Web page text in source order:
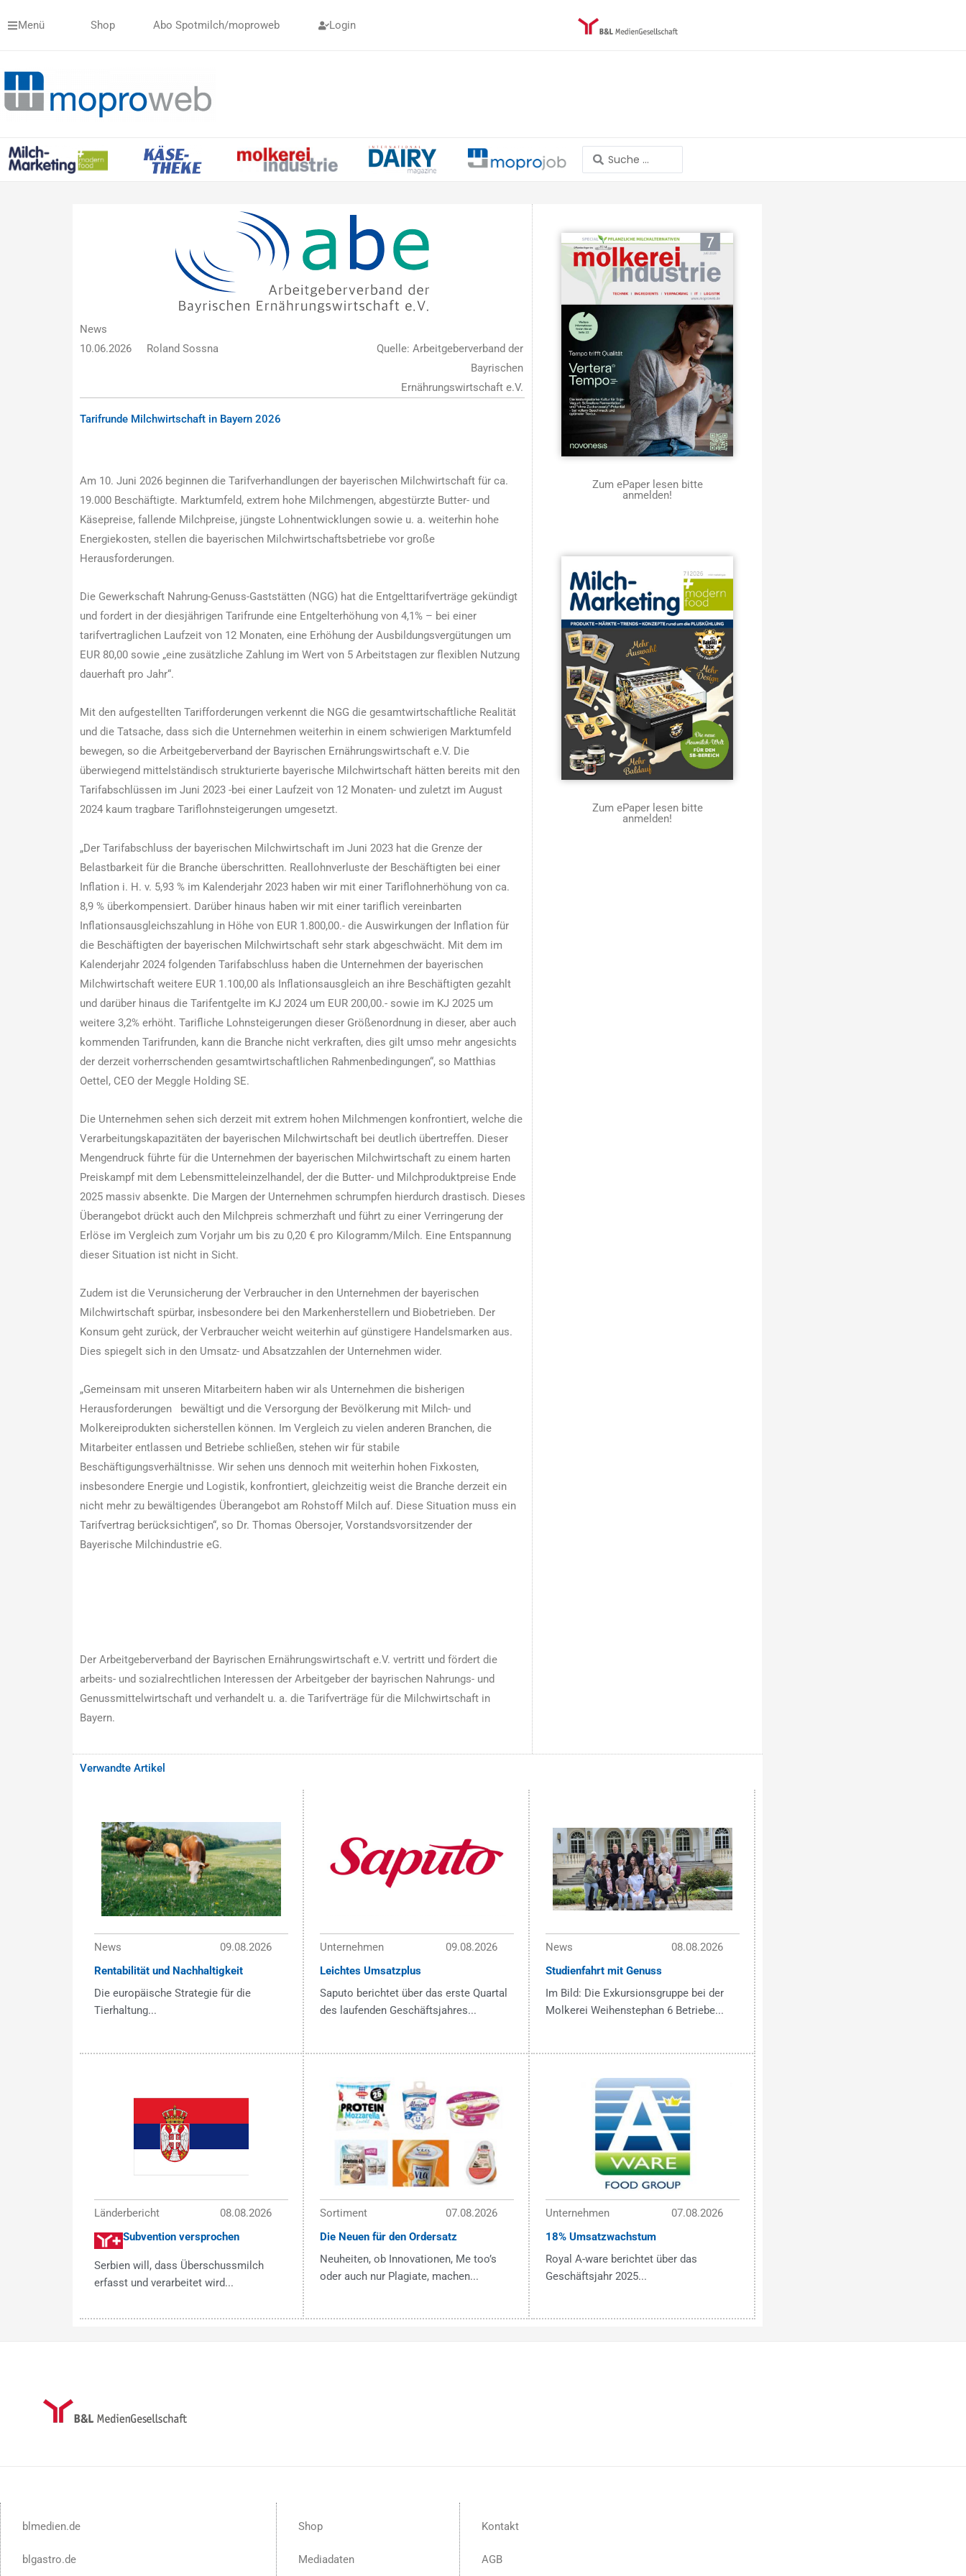
InhaltMenü Shop Abo Spotmilch/moproweb Login
Search
...
News
10.06.2026
Roland Sossna
Quelle: Arbeitgeberverband der
Bayrischen
Ernährungswirtschaft e.V.
Tarifrunde Milchwirtschaft in Bayern 2026
Am 10. Juni 2026 beginnen die Tarifverhandlungen der bayerischen Milchwirtschaft für ca.
19.000 Beschäftigte. Marktumfeld, extrem hohe Milchmengen, abgestürzte Butter- und
Käsepreise, fallende Milchpreise, jüngste Lohnentwicklungen sowie u. a. weiterhin hohe
Energiekosten, stellen die bayerischen Milchwirtschaftsbetriebe vor große
Herausforderungen.
Die Gewerkschaft Nahrung-Genuss-Gaststätten (NGG) hat die Entgelttarifverträge gekündigt
und fordert in der diesjährigen Tarifrunde eine Entgelterhöhung von 4,1% – bei einer
tarifvertraglichen Laufzeit von 12 Monaten, eine Erhöhung der Ausbildungsvergütungen um
EUR 80,00 sowie „eine zusätzliche Zahlung im Wert von 5 Arbeitstagen zur flexiblen Nutzung
dauerhaft pro Jahr“.
Mit den aufgestellten Tarifforderungen verkennt die NGG die gesamtwirtschaftliche Realität
und die Tatsache, dass sich die Unternehmen weiterhin in einem schwierigen Marktumfeld
bewegen, so die Arbeitgeberverband der Bayrischen Ernährungswirtschaft e.V. Die
überwiegend mittelständisch strukturierte bayerische Milchwirtschaft hätten bereits mit den
Tarifabschlüssen im Juni 2023 -bei einer Laufzeit von 12 Monaten- und zuletzt im August
2024 kaum tragbare Tariflohnsteigerungen umgesetzt.
„Der Tarifabschluss der bayerischen Milchwirtschaft im Juni 2023 hat die Grenze der
Belastbarkeit für die Branche überschritten. Reallohnverluste der Beschäftigten bei einer
Inflation i. H. v. 5,93 % im Kalenderjahr 2023 haben wir mit einer Tariflohnerhöhung von ca.
8,9 % überkompensiert. Darüber hinaus haben wir mit einer tariflich vereinbarten
Inflationsausgleichszahlung in Höhe von EUR 1.800,00.- die Auswirkungen der Inflation für
die Beschäftigten der bayerischen Milchwirtschaft sehr stark abgeschwächt. Mit dem im
Kalenderjahr 2024 folgenden Tarifabschluss haben die Unternehmen der bayerischen
Milchwirtschaft weitere EUR 1.100,00 als Inflationsausgleich an ihre Beschäftigten gezahlt
und darüber hinaus die Tarifentgelte im KJ 2024 um EUR 200,00.- sowie im KJ 2025 um
weitere 3,2% erhöht. Tarifliche Lohnsteigerungen dieser Größenordnung in dieser, aber auch
kommenden Tarifrunden, kann die Branche nicht verkraften, dies gilt umso mehr angesichts
der derzeit vorherrschenden gesamtwirtschaftlichen Rahmenbedingungen“, so Matthias
Oettel, CEO der Meggle Holding SE.
Die Unternehmen sehen sich derzeit mit extrem hohen Milchmengen konfrontiert, welche die
Verarbeitungskapazitäten der bayerischen Milchwirtschaft bei deutlich übertreffen. Dieser
Mengendruck führte für die Unternehmen der bayerischen Milchwirtschaft zu einem harten
Preiskampf mit dem Lebensmitteleinzelhandel, der die Butter- und Milchproduktpreise Ende
2025 massiv absenkte. Die Margen der Unternehmen schrumpfen hierdurch drastisch. Dieses
Überangebot drückt auch den Milchpreis schmerzhaft und führt zu einer Verringerung der
Erlöse im Vergleich zum Vorjahr um bis zu 0,20 € pro Kilogramm/Milch. Eine Entspannung
dieser Situation ist nicht in Sicht.
Zudem ist die Verunsicherung der Verbraucher in den Unternehmen der bayerischen
Milchwirtschaft spürbar, insbesondere bei den Markenherstellern und Biobetrieben. Der
Konsum geht zurück, der Verbraucher weicht weiterhin auf günstigere Handelsmarken aus.
Dies spiegelt sich in den Umsatz- und Absatzzahlen der Unternehmen wider.
„Gemeinsam mit unseren Mitarbeitern haben wir als Unternehmen die bisherigen
Herausforderungen bewältigt und die Versorgung der Bevölkerung mit Milch- und
Molkereiprodukten sicherstellen können. Im Vergleich zu vielen anderen Branchen, die
Mitarbeiter entlassen und Betriebe schließen, stehen wir für stabile
Beschäftigungsverhältnisse. Wir sehen uns dennoch mit weiterhin hohen Fixkosten,
insbesondere Energie und Logistik, konfrontiert, gleichzeitig weist die Branche derzeit ein
nicht mehr zu bewältigendes Überangebot am Rohstoff Milch auf. Diese Situation muss ein
Tarifvertrag berücksichtigen“, so Dr. Thomas Obersojer, Vorstandsvorsitzender der
Bayerische Milchindustrie eG.
Der Arbeitgeberverband der Bayrischen Ernährungswirtschaft e.V. vertritt und fördert die
arbeits- und sozialrechtlichen Interessen der Arbeitgeber der bayrischen Nahrungs- und
Genussmittelwirtschaft und verhandelt u. a. die Tarifverträge für die Milchwirtschaft in
Bayern.
Zum ePaper lesen bitte
anmelden!
Zum ePaper lesen bitte
anmelden!
Verwandte Artikel
News
09.08.2026
Rentabilität und Nachhaltigkeit
Die europäische Strategie für die
Tierhaltung...
Unternehmen
09.08.2026
Leichtes Umsatzplus
Saputo berichtet über das erste Quartal
des laufenden Geschäftsjahres...
News
08.08.2026
Studienfahrt mit Genuss
Im Bild: Die Exkursionsgruppe bei der
Molkerei Weihenstephan 6 Betriebe...
Länderbericht
08.08.2026
Subvention versprochen
Serbien will, dass Überschussmilch
erfasst und verarbeitet wird...
Sortiment
07.08.2026
Die Neuen für den Ordersatz
Neuheiten, ob Innovationen, Me too’s
oder auch nur Plagiate, machen...
Unternehmen
07.08.2026
18% Umsatzwachstum
Royal A-ware berichtet über das
Geschäftsjahr 2025...
blmedien.de
blgastro.de
Shop
Mediadaten
Kontakt
AGB